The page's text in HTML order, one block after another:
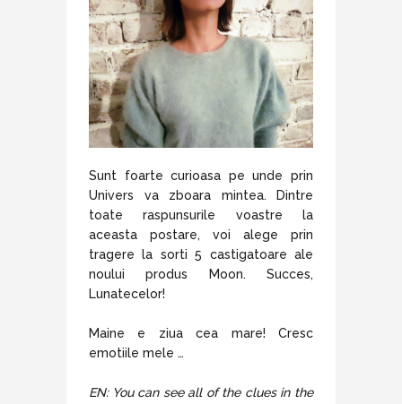
Sunt foarte curioasa pe unde prin
Univers va zboara mintea. Dintre
toate raspunsurile voastre la
aceasta postare, voi alege prin
tragere la sorti 5 castigatoare ale
noului produs Moon. Succes,
Lunatecelor!
Maine e ziua cea mare! Cresc
emotiile mele …
EN: You can see all of the clues in the